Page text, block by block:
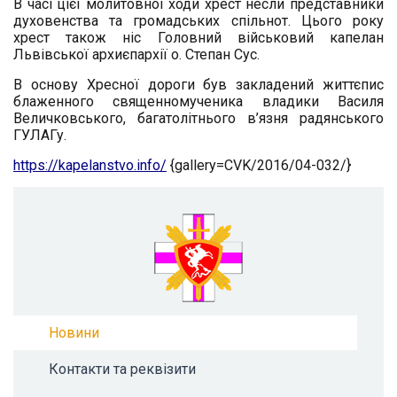
В часі цієї молитовної ходи хрест несли представники
духовенства та громадських спільнот. Цього року
хрест також ніс Головний військовий капелан
Львівської архиєпархії о. Степан Сус.
В основу Хресної дороги був закладений життєпис
блаженного священномученика владики Василя
Величковського, багатолітнього в’язня радянського
ГУЛАГу.
https://kapelanstvo.info/ {gallery=CVK/2016/04-032/}
Новини
Контакти та реквізити